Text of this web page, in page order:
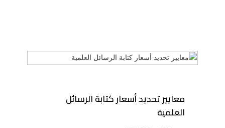
معايير تحديد أسعار كتابة الرسائل
العلمية